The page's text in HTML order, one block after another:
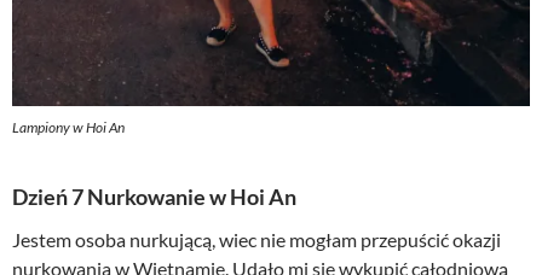
Lampiony w Hoi An
Dzień 7 Nurkowanie w Hoi An
Jestem osoba nurkującą, wiec nie mogłam przepuścić okazji
nurkowania w Wietnamie. Udało mi się wykupić całodniową